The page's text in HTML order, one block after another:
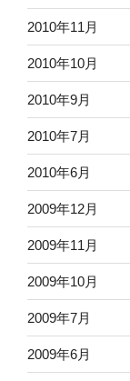
2010年11月
2010年10月
2010年9月
2010年7月
2010年6月
2009年12月
2009年11月
2009年10月
2009年7月
2009年6月